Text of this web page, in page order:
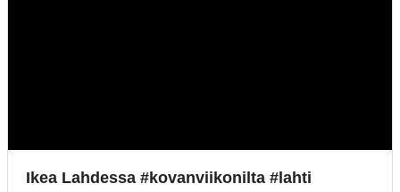
Ikea Lahdessa #kovanviikonilta #lahti